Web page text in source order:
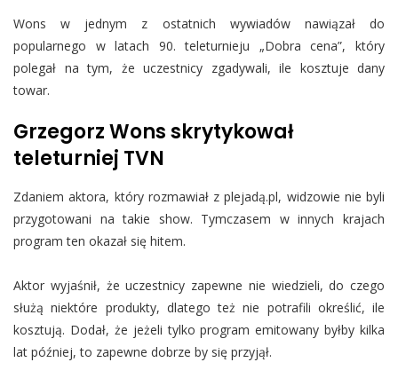
Wons w jednym z ostatnich wywiadów nawiązał do
popularnego w latach 90. teleturnieju „Dobra cena”, który
polegał na tym, że uczestnicy zgadywali, ile kosztuje dany
towar.
Grzegorz Wons skrytykował
teleturniej TVN
Zdaniem aktora, który rozmawiał z plejadą.pl, widzowie nie byli
przygotowani na takie show. Tymczasem w innych krajach
program ten okazał się hitem.
Aktor wyjaśnił, że uczestnicy zapewne nie wiedzieli, do czego
służą niektóre produkty, dlatego też nie potrafili określić, ile
kosztują. Dodał, że jeżeli tylko program emitowany byłby kilka
lat później, to zapewne dobrze by się przyjął.